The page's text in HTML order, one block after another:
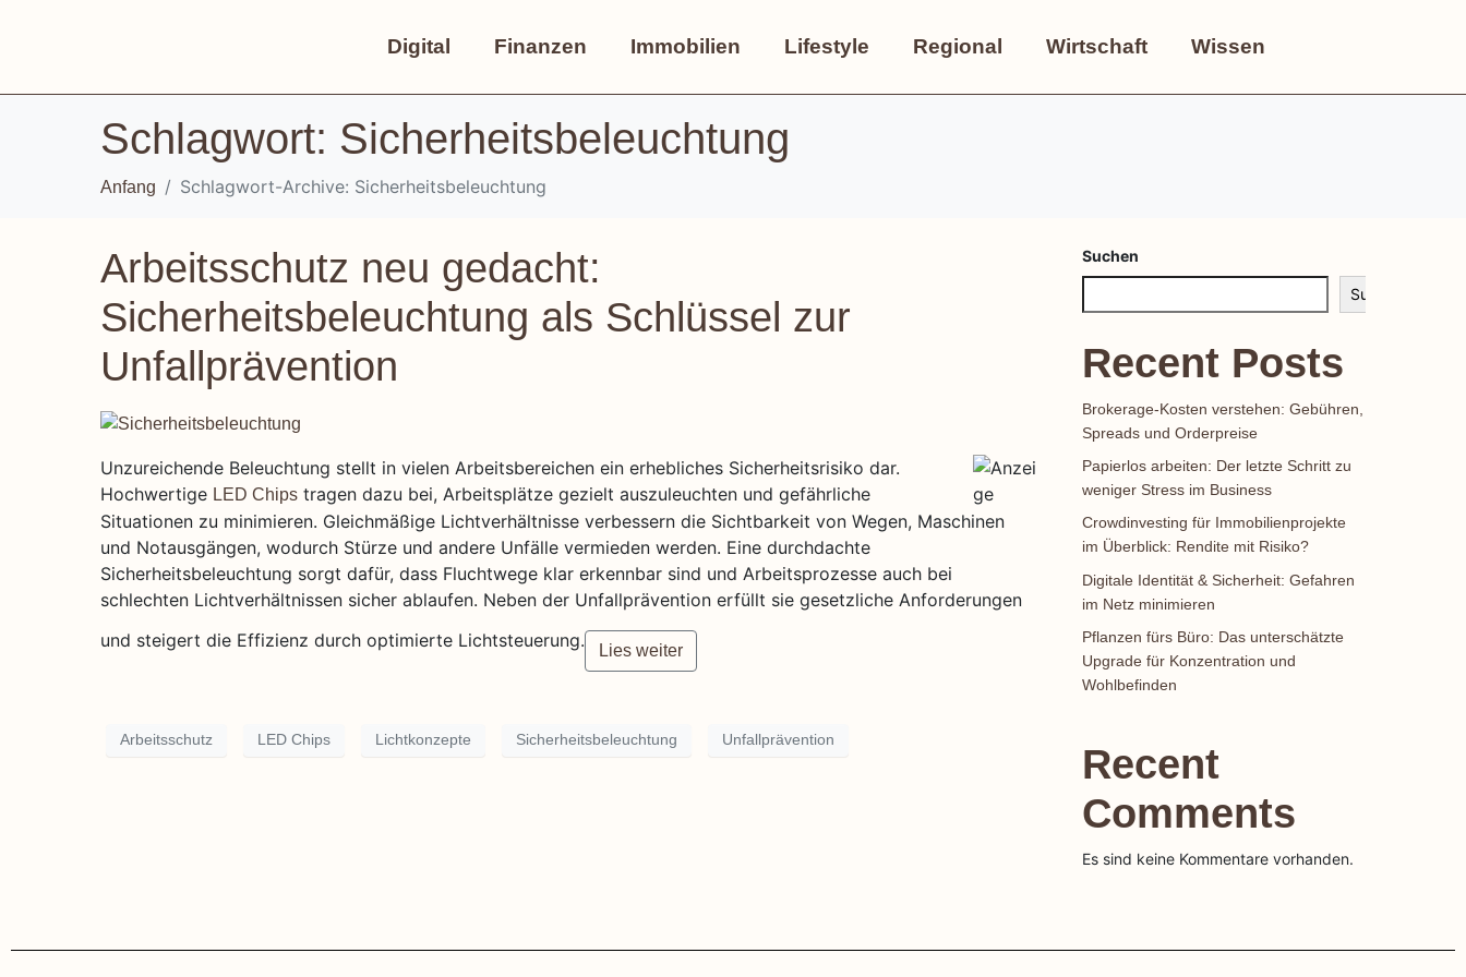
Digital Finanzen Immobilien Lifestyle Regional Wirtschaft Wissen
Schlagwort: Sicherheitsbeleuchtung
Anfang Schlagwort-Archive: Sicherheitsbeleuchtung
Arbeitsschutz neu gedacht:
Sicherheitsbeleuchtung als Schlüssel zur
Unfallprävention
Unzureichende Beleuchtung stellt in vielen Arbeitsbereichen ein erhebliches Sicherheitsrisiko dar.
Hochwertige LED Chips tragen dazu bei, Arbeitsplätze gezielt auszuleuchten und gefährliche
Situationen zu minimieren. Gleichmäßige Lichtverhältnisse verbessern die Sichtbarkeit von Wegen, Maschinen
und Notausgängen, wodurch Stürze und andere Unfälle vermieden werden. Eine durchdachte
Sicherheitsbeleuchtung sorgt dafür, dass Fluchtwege klar erkennbar sind und Arbeitsprozesse auch bei
schlechten Lichtverhältnissen sicher ablaufen. Neben der Unfallprävention erfüllt sie gesetzliche Anforderungen
und steigert die Effizienz durch optimierte Lichtsteuerung.
Lies weiter
Arbeitsschutz LED Chips Lichtkonzepte Sicherheitsbeleuchtung Unfallprävention
Suchen
Suchen
Recent Posts
Brokerage-Kosten verstehen: Gebühren,
Spreads und Orderpreise
Papierlos arbeiten: Der letzte Schritt zu
weniger Stress im Business
Crowdinvesting für Immobilienprojekte
im Überblick: Rendite mit Risiko?
Digitale Identität & Sicherheit: Gefahren
im Netz minimieren
Pflanzen fürs Büro: Das unterschätzte
Upgrade für Konzentration und
Wohlbefinden
Recent
Comments
Es sind keine Kommentare vorhanden.